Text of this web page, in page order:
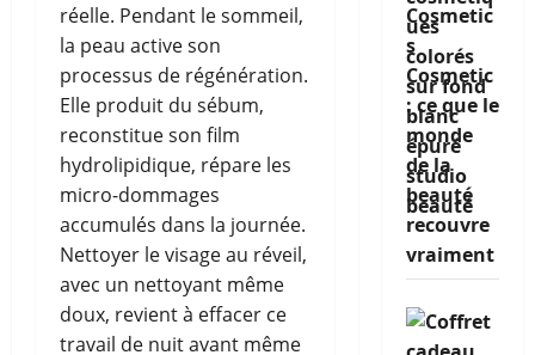
réelle. Pendant le sommeil,
la peau active son
processus de régénération.
Elle produit du sébum,
reconstitue son film
hydrolipidique, répare les
micro-dommages
accumulés dans la journée.
Nettoyer le visage au réveil,
avec un nettoyant même
doux, revient à effacer ce
travail de nuit avant même
Cosmetic
s
Cosmetic
: ce que le
monde
de la
beauté
recouvre
vraiment